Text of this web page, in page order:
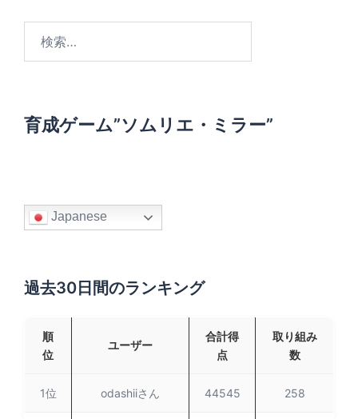
育成ゲーム”ソムリエ・ミラー”
Japanese
過去30日間のランキング
順
位
ユーザー
合計得
点
取り組み
数
1位 odashiiさん 44545 258